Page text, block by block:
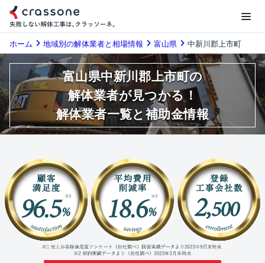
ホーム 地域別の解体業者と相場情報 富山県 中新川郡上市町
富山県中新川郡上市町の
解体業者が見つかる！
解体業者一覧と補助金情報